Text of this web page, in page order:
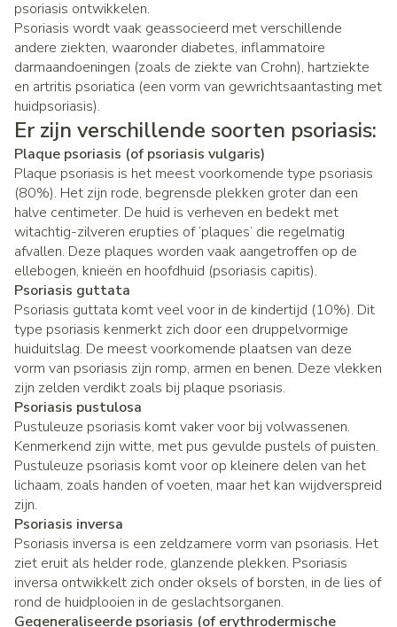
psoriasis ontwikkelen.
Psoriasis wordt vaak geassocieerd met verschillende
andere ziekten, waaronder diabetes, inflammatoire
darmaandoeningen (zoals de ziekte van Crohn), hartziekte
en artritis psoriatica (een vorm van gewrichtsaantasting met
huidpsoriasis).
Er zijn verschillende soorten psoriasis:
Plaque psoriasis (of psoriasis vulgaris)
Plaque psoriasis is het meest voorkomende type psoriasis
(80%). Het zijn rode, begrensde plekken groter dan een
halve centimeter. De huid is verheven en bedekt met
witachtig-zilveren erupties of ‘plaques’ die regelmatig
afvallen. Deze plaques worden vaak aangetroffen op de
ellebogen, knieën en hoofdhuid (psoriasis capitis).
Psoriasis guttata
Psoriasis guttata komt veel voor in de kindertijd (10%). Dit
type psoriasis kenmerkt zich door een druppelvormige
huiduitslag. De meest voorkomende plaatsen van deze
vorm van psoriasis zijn romp, armen en benen. Deze vlekken
zijn zelden verdikt zoals bij plaque psoriasis.
Psoriasis pustulosa
Pustuleuze psoriasis komt vaker voor bij volwassenen.
Kenmerkend zijn witte, met pus gevulde pustels of puisten.
Pustuleuze psoriasis komt voor op kleinere delen van het
lichaam, zoals handen of voeten, maar het kan wijdverspreid
zijn.
Psoriasis inversa
Psoriasis inversa is een zeldzamere vorm van psoriasis. Het
ziet eruit als helder rode, glanzende plekken. Psoriasis
inversa ontwikkelt zich onder oksels of borsten, in de lies of
rond de huidplooien in de geslachtsorganen.
Gegeneraliseerde psoriasis (of erythrodermische